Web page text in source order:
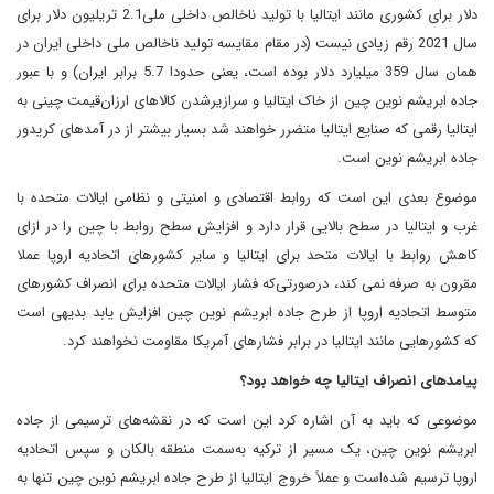
دلار برای کشوری مانند ایتالیا با تولید ناخالص داخلی ملی2.1 تریلیون دلار برای
سال 2021 رقم زیادی نیست (در مقام مقایسه تولید ناخالص ملی داخلی ایران در
همان سال 359 میلیارد دلار بوده است، یعنی حدودا 5.7 برابر ایران) و با عبور
جاده ابریشم نوین چین از خاک ایتالیا و سرازیرشدن کالاهای ارزان‌قیمت چینی به
ایتالیا رقمی که صنایع ایتالیا متضرر خواهند شد بسیار بیشتر از در آمدهای کریدور
جاده ابریشم نوین است.
موضوع بعدی این است که روابط اقتصادی و امنیتی و نظامی ایالات متحده با
غرب و ایتالیا در سطح بالایی قرار دارد و افزایش سطح روابط با چین را در ازای
کاهش روابط با ایالات متحد برای ایتالیا و سایر کشورهای اتحادیه اروپا عملا
مقرون به صرفه نمی کند، درصورتی‌که فشار ایالات متحده‌ برای انصراف کشورهای
متوسط اتحادیه اروپا از طرح جاده ابریشم نوین چین افزایش یابد بدیهی است
که کشورهایی مانند ایتالیا در برابر فشارهای آمریکا مقاومت نخواهند کرد.
پیامدهای انصراف ایتالیا چه خواهد بود؟
موضوعی که باید به آن اشاره کرد این است که در نقشه‌های ترسیمی از جاده
ابریشم نوین چین، یک مسیر از ترکیه به‌سمت منطقه بالکان و سپس اتحادیه
اروپا ترسیم شده‌است و عملاً خروج ایتالیا از طرح جاده ابریشم نوین چین تنها به